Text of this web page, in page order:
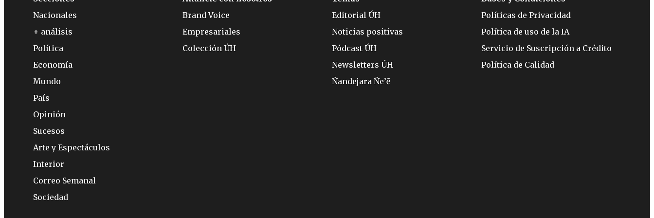
Nacionales
+ análisis
Política
Economía
Mundo
País
Opinión
Sucesos
Arte y Espectáculos
Interior
Correo Semanal
Sociedad
Brand Voice
Empresariales
Colección ÚH
Editorial ÚH
Noticias positivas
Pódcast ÚH
Newsletters ÚH
Ñandejara Ñe’ẽ
Políticas de Privacidad
Política de uso de la IA
Servicio de Suscripción a Crédito
Política de Calidad